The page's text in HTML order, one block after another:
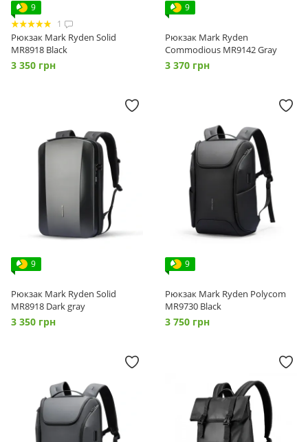
9
1
Рюкзак Mark Ryden Solid
MR8918 Black
3 350 грн
9
Рюкзак Mark Ryden
Commodious MR9142 Gray
3 370 грн
9
Рюкзак Mark Ryden Solid
MR8918 Dark gray
3 350 грн
9
Рюкзак Mark Ryden Polycom
MR9730 Black
3 750 грн